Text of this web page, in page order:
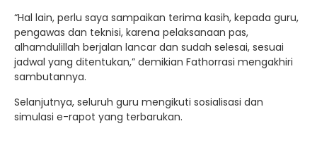
“Hal lain, perlu saya sampaikan terima kasih, kepada guru,
pengawas dan teknisi, karena pelaksanaan pas,
alhamdulillah berjalan lancar dan sudah selesai, sesuai
jadwal yang ditentukan,” demikian Fathorrasi mengakhiri
sambutannya.
Selanjutnya, seluruh guru mengikuti sosialisasi dan
simulasi e-rapot yang terbarukan.